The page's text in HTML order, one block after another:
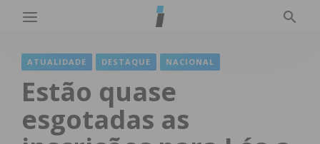
ATUALIDADE DESTAQUE NACIONAL
Estão quase
esgotadas as